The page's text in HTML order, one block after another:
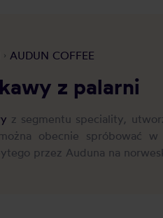
AUDUN COFFEE
z palarni
z segmentu speciality,
obecnie spróbować
przez Auduna na